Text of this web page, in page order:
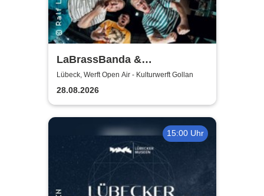
LaBrassBanda &
Fäaschtbänkler
Lübeck, Werft Open Air - Kulturwerft Gollan
28.08.2026
15:00 Uhr